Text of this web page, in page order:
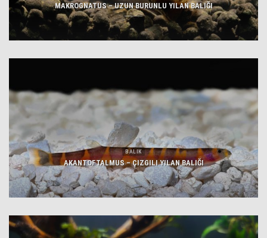
MAKROGNATUS – UZUN BURUNLU YILAN BALIĞI
BALIK
AKANTOFTALMUS – ÇIZGILI YILAN BALIĞI